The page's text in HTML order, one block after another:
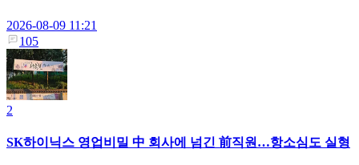
2026-08-09 11:21
105
2
SK하이닉스 영업비밀 中 회사에 넘긴 前직원…항소심도 실형